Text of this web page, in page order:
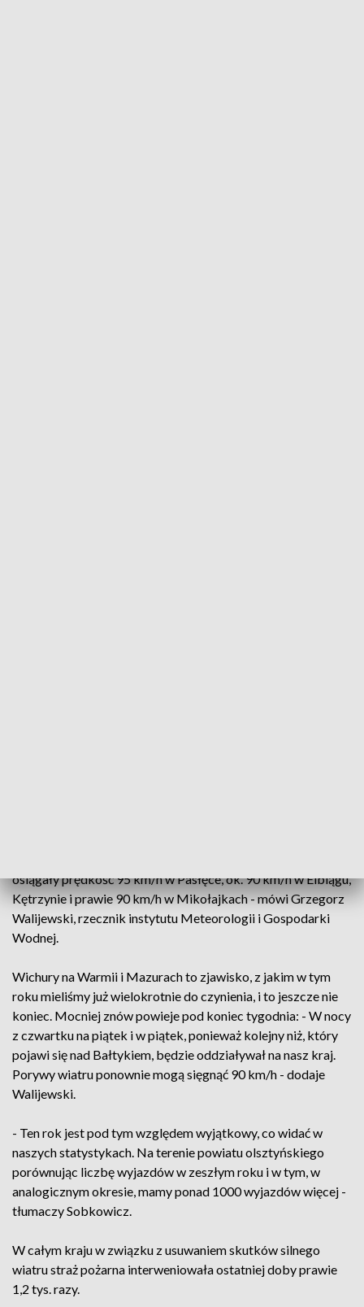
osiągały prędkość 95 km/h w Pasłęce, ok. 90 km/h w Elblągu,
Kętrzynie i prawie 90 km/h w Mikołajkach - mówi Grzegorz
Walijewski, rzecznik instytutu Meteorologii i Gospodarki
Wodnej.
Wichury na Warmii i Mazurach to zjawisko, z jakim w tym
roku mieliśmy już wielokrotnie do czynienia, i to jeszcze nie
koniec. Mocniej znów powieje pod koniec tygodnia: - W nocy
z czwartku na piątek i w piątek, ponieważ kolejny niż, który
pojawi się nad Bałtykiem, będzie oddziaływał na nasz kraj.
Porywy wiatru ponownie mogą sięgnąć 90 km/h - dodaje
Walijewski.
- Ten rok jest pod tym względem wyjątkowy, co widać w
naszych statystykach. Na terenie powiatu olsztyńskiego
porównując liczbę wyjazdów w zeszłym roku i w tym, w
analogicznym okresie, mamy ponad 1000 wyjazdów więcej -
tłumaczy Sobkowicz.
W całym kraju w związku z usuwaniem skutków silnego
wiatru straż pożarna interweniowała ostatniej doby prawie
1,2 tys. razy.